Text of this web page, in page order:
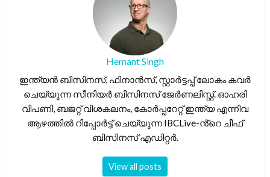
Hemant Singh
ഇന്ത്യൻ ബിസിനസ്, ഫിനാൻസ്, സ്റ്റാർട്ടപ്പ് ലോകം കവർ
ചെയ്യുന്ന സീനിയർ ബിസിനസ് ജേർണലിസ്റ്റ്. ഓഹരി
വിപണി, ബജറ്റ് വിശകലനം, കോർപ്പറേറ്റ് ഇന്ത്യ എന്നിവ
ആഴത്തിൽ റിപ്പോർട്ട് ചെയ്യുന്ന IBCLive-ൻ്റെ ചീഫ്
ബിസിനസ് എഡിറ്റർ.
View all posts